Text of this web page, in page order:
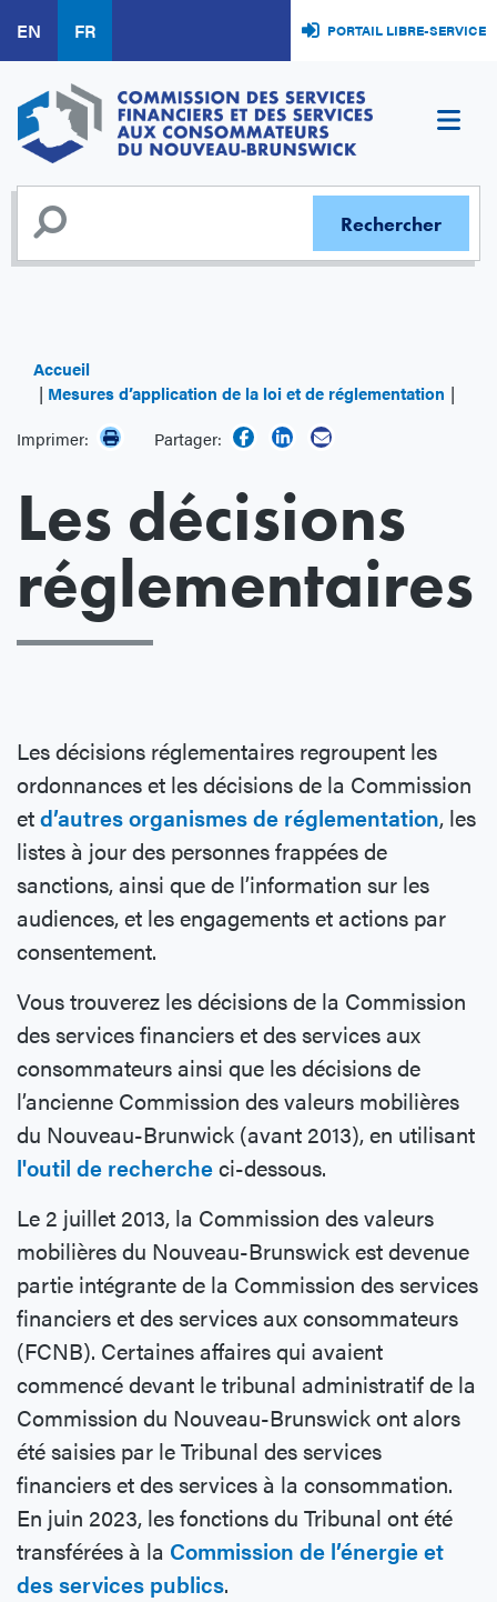
au
contenu
principal
EN FR PORTAIL LIBRE-SERVICE
Accueil
Mesures d’application de la loi et de réglementation
Imprimer:
Partager:
Les décisions
réglementaires
Les décisions réglementaires regroupent les
ordonnances et les décisions de la Commission
etd’autres organismes de réglementation, les
listes à jour des personnes frappées de
sanctions, ainsi que de l’information sur les
audiences, et les engagements et actions par
consentement.
Vous trouverez les décisions de la Commission
des services financiers et des services aux
consommateurs ainsi que les décisions de
l’ancienne Commission des valeurs mobilières
du Nouveau-Brunwick (avant 2013), en utilisant
l'outil de rechercheci-dessous.
Le 2 juillet 2013, la Commission des valeurs
mobilières du Nouveau-Brunswick est devenue
partie intégrante de la Commission des services
financiers et des services aux consommateurs
(FCNB). Certaines affaires qui avaient
commencé devant le tribunal administratif de la
Commission du Nouveau-Brunswick ont alors
été saisies par le Tribunal des services
financiers et des services à la consommation.
En juin 2023, les fonctions du Tribunal ont été
transférées à la Commission de l’énergie et
des services publics.